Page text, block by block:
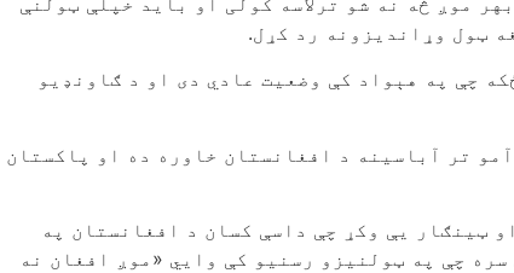
ټول وړاندیزونه رد کړل.
د امنیتي وضعیت په اړه وویل: «زه د امنیت په برخه کې ۹۵ نمرې ورکوم، ځکه چې په هېواد کې وضعیت عادي دی او د ګاونډیو
تر آباسینه د افغانستان خاوره ده او پاکستان
ټینګار یې وکړ چې داسې کسان د افغانستان په
چې په ټولنیزو رسنیو کې وایي «موږ افغان نه